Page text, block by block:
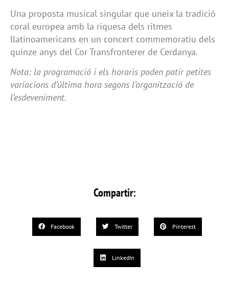
Una proposta musical singular que uneix la tradició
coral europea amb la riquesa dels ritmes
llatinoamericans en un concert commemoratiu dels
quinze anys del Cor Transfronterer de Cerdanya.
Nota: la programació i els horaris poden patir petites
variacions d’última hora segons l’organització de
l’esdeveniment.
Compartir:
Facebook Twitter Pinterest
LinkedIn